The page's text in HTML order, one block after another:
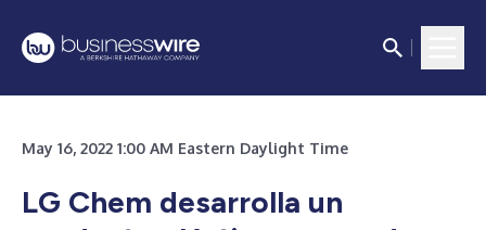
May 16, 2022 1:00 AM Eastern Daylight Time
LG Chem desarrolla un